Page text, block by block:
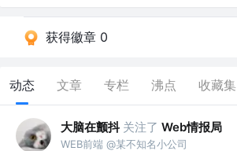
获得徽章 0
动态 文章 专栏 沸点 收藏集
大脑在颤抖 关注了 Web情报局
WEB前端 @某不知名小公司